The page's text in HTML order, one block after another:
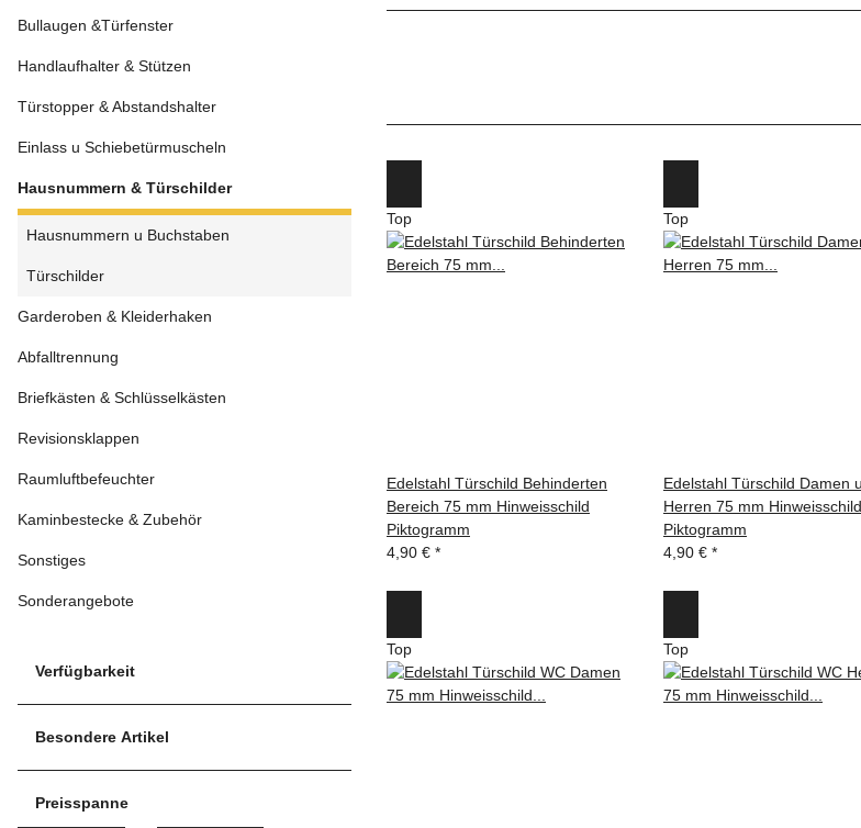
Top
Edelstahl Türschild Behinderten
Bereich 75 mm Hinweisschild
Piktogramm
4,90 € *
Top
Edelstahl Türschild Damen
Herren 75 mm Hinweisschild
Piktogramm
4,90 € *
Top Top
Bullaugen &Türfenster
Handlaufhalter & Stützen
Türstopper & Abstandshalter
Einlass u Schiebetürmuscheln
Hausnummern & Türschilder
Hausnummern u Buchstaben
Türschilder
Garderoben & Kleiderhaken
Abfalltrennung
Briefkästen & Schlüsselkästen
Revisionsklappen
Raumluftbefeuchter
Kaminbestecke & Zubehör
Sonstiges
Sonderangebote
Verfügbarkeit
Besondere Artikel
Preisspanne